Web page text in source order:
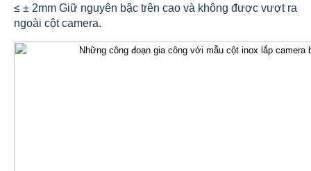
≤ ± 2mm Giữ nguyên bậc trên cao và không được vượt ra
ngoài cột camera.